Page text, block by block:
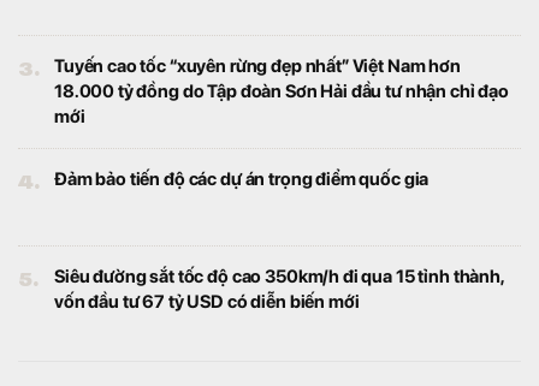
3.
Tuyến cao tốc “xuyên rừng đẹp nhất” Việt Nam hơn
18.000 tỷ đồng do Tập đoàn Sơn Hải đầu tư nhận chỉ đạo
mới
4. Đảm bảo tiến độ các dự án trọng điểm quốc gia
5.
Siêu đường sắt tốc độ cao 350km/h đi qua 15 tỉnh thành,
vốn đầu tư 67 tỷ USD có diễn biến mới